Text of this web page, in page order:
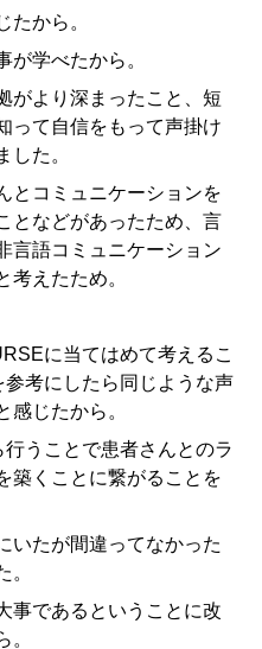
たから。
が学べたから。
がより深まったこと、短
って自信をもって声掛け
した。
とコミュニケーションを
となどがあったため、言
言語コミュニケーション
考えたため。
に当てはめて考えるこ
考にしたら同じような声
感じたから。
うことで患者さんとのラ
築くことに繋がることを
いたが間違ってなかった
。
事であるということに改
。